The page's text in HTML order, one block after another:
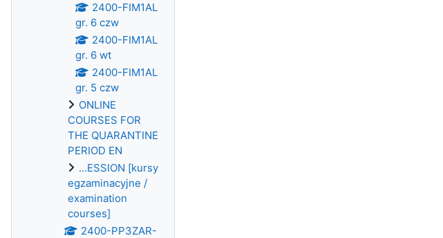
2400-FIM1AL
gr. 6 czw
2400-FIM1AL
gr. 6 wt
2400-FIM1AL
gr. 5 czw
ONLINE
COURSES FOR
THE QUARANTINE
PERIOD EN
...ESSION [kursy
egzaminacyjne /
examination
courses]
2400-PP3ZAR-